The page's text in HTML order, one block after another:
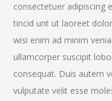
consectetuer adipiscing
tincid unt ut laoreet
wisi enim ad minim
ullamcorper suscipit
consequat. Duis autem
vulputate velit esse